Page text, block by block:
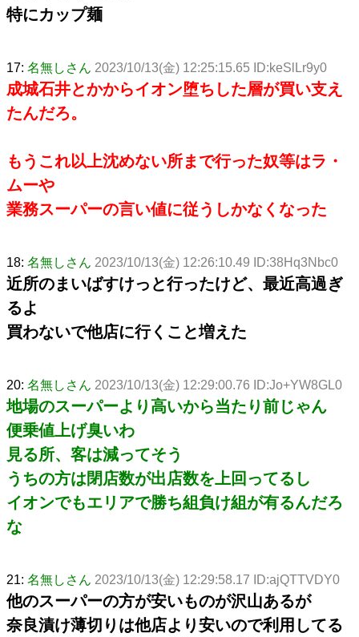
特にカップ麺
17: 名無しさん 2023/10/13(金) 12:25:15.65 ID:keSlLr9y0
成城石井とかからイオン堕ちした層が買い支え
たんだろ。
もうこれ以上沈めない所まで行った奴等はラ・
ムーや
業務スーパーの言い値に従うしかなくなった
18: 名無しさん 2023/10/13(金) 12:26:10.49 ID:38Hq3Nbc0
近所のまいばすけっと行ったけど、最近高過ぎ
るよ
買わないで他店に行くこと増えた
20: 名無しさん 2023/10/13(金) 12:29:00.76 ID:Jo+YW8GL0
地場のスーパーより高いから当たり前じゃん
便乗値上げ臭いわ
見る所、客は減ってそう
うちの方は閉店数が出店数を上回ってるし
イオンでもエリアで勝ち組負け組が有るんだろ
な
21: 名無しさん 2023/10/13(金) 12:29:58.17 ID:ajQTTVDY0
他のスーパーの方が安いものが沢山あるが
奈良漬け薄切りは他店より安いので利用してる